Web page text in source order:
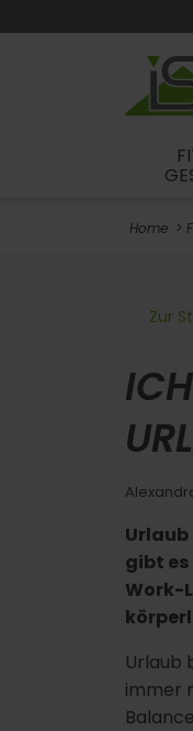
Home
Zur
gibt es
Work-
Urlaub
immer